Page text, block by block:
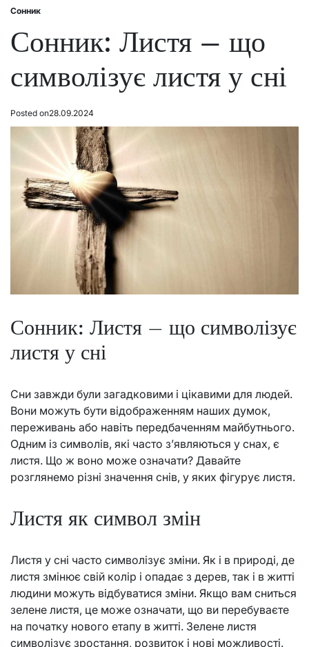
Posted
Сонник
Сонник: Листя – що
символізує листя у сні
Posted on28.09.2024
Сонник: Листя – що символізує
листя у сні
Сни завжди були загадковими і цікавими для людей.
Вони можуть бути відображенням наших думок,
переживань або навіть передбаченням майбутнього.
Одним із символів, які часто з’являються у снах, є
листя. Що ж воно може означати? Давайте
розглянемо різні значення снів, у яких фігурує листя.
Листя як символ змін
Листя у сні часто символізує зміни. Як і в природі, де
листя змінює свій колір і опадає з дерев, так і в житті
людини можуть відбуватися зміни. Якщо вам сниться
зелене листя, це може означати, що ви перебуваєте
на початку нового етапу в житті. Зелене листя
символізує зростання, розвиток і нові можливості.